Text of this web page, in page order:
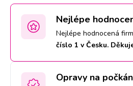
Nejlépe
Nejlépe hodnocená
číslo 1 v Česku.
Opravy na